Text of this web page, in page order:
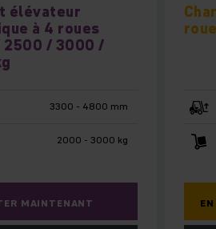
élévateur
à 4 roues
2500 / 3000 /
3300 - 4800 mm
2000 - 3000 kg
MAINTENANT